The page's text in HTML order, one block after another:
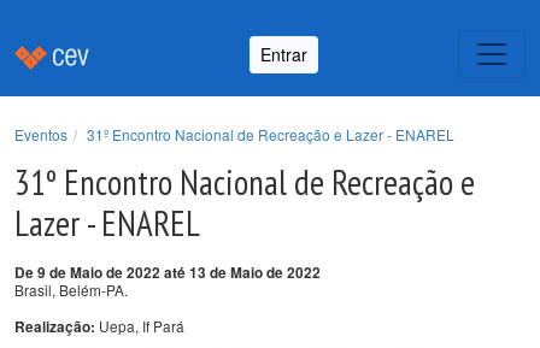
Entrar
Eventos 31º Encontro Nacional de Recreação e Lazer - ENAREL
31º Encontro Nacional de Recreação e
Lazer - ENAREL
De 9 de Maio de 2022 até 13 de Maio de 2022
Brasil, Belém-PA.
Realização: Uepa, If Pará